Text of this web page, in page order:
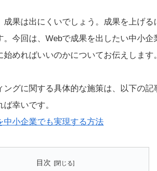
果は出にくいでしょう。成果を上げる
今回は、Webで成果を出したい中小企
めればいいのかについてお伝えします。
グに関する具体的な施策は、以下の記
幸いです。
中小企業でも実現する方法
目次